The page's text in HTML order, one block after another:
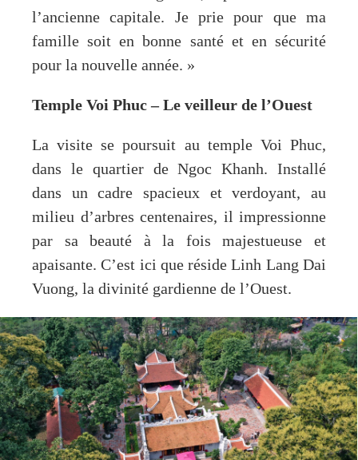
l’ancienne capitale. Je prie pour que ma
famille soit en bonne santé et en sécurité
pour la nouvelle année. »
Temple Voi Phuc – Le veilleur de l’Ouest
La visite se poursuit au temple Voi Phuc,
dans le quartier de Ngoc Khanh. Installé
dans un cadre spacieux et verdoyant, au
milieu d’arbres centenaires, il impressionne
par sa beauté à la fois majestueuse et
apaisante. C’est ici que réside Linh Lang Dai
Vuong, la divinité gardienne de l’Ouest.